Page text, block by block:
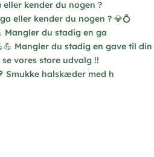
eller kender du nogen ?
Mangler du stadig en ga
Smukke halskæder med h